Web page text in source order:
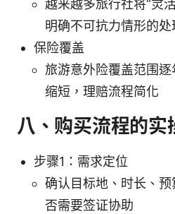
越来越多旅行社将“灵
明确不可抗力情形的处
保险覆盖
旅游意外险覆盖范围
缩短，理赔流程简化
八、购买流程的实
步骤1：需求定位
确认目标地、时长、
否需要签证协助